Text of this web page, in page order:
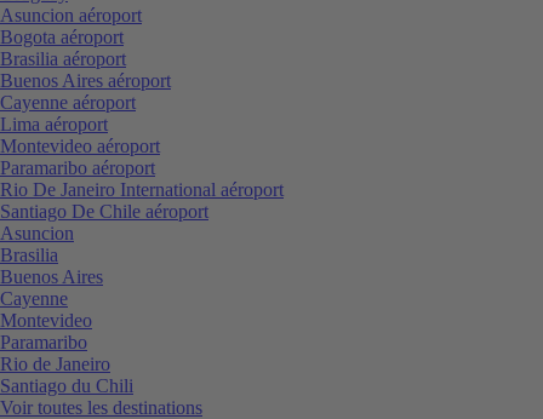
Asuncion aéroport
Bogota aéroport
Brasilia aéroport
Buenos Aires aéroport
Cayenne aéroport
Lima aéroport
Montevideo aéroport
Paramaribo aéroport
Rio De Janeiro International aéroport
Santiago De Chile aéroport
Asuncion
Brasilia
Buenos Aires
Cayenne
Montevideo
Paramaribo
Rio de Janeiro
Santiago du Chili
Voir toutes les destinations